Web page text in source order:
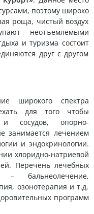
поэтому широко
роща, чистый воздух
неотъемлемыми
и туризма состоит
друг с другом
широкого спектра
для того чтобы
и сосудов, опорно-
занимается лечением
и эндокринологии.
хлоридно-натриевой
Перечень лечебных
бальнеолечение,
озонотерапия и т.д.
программ